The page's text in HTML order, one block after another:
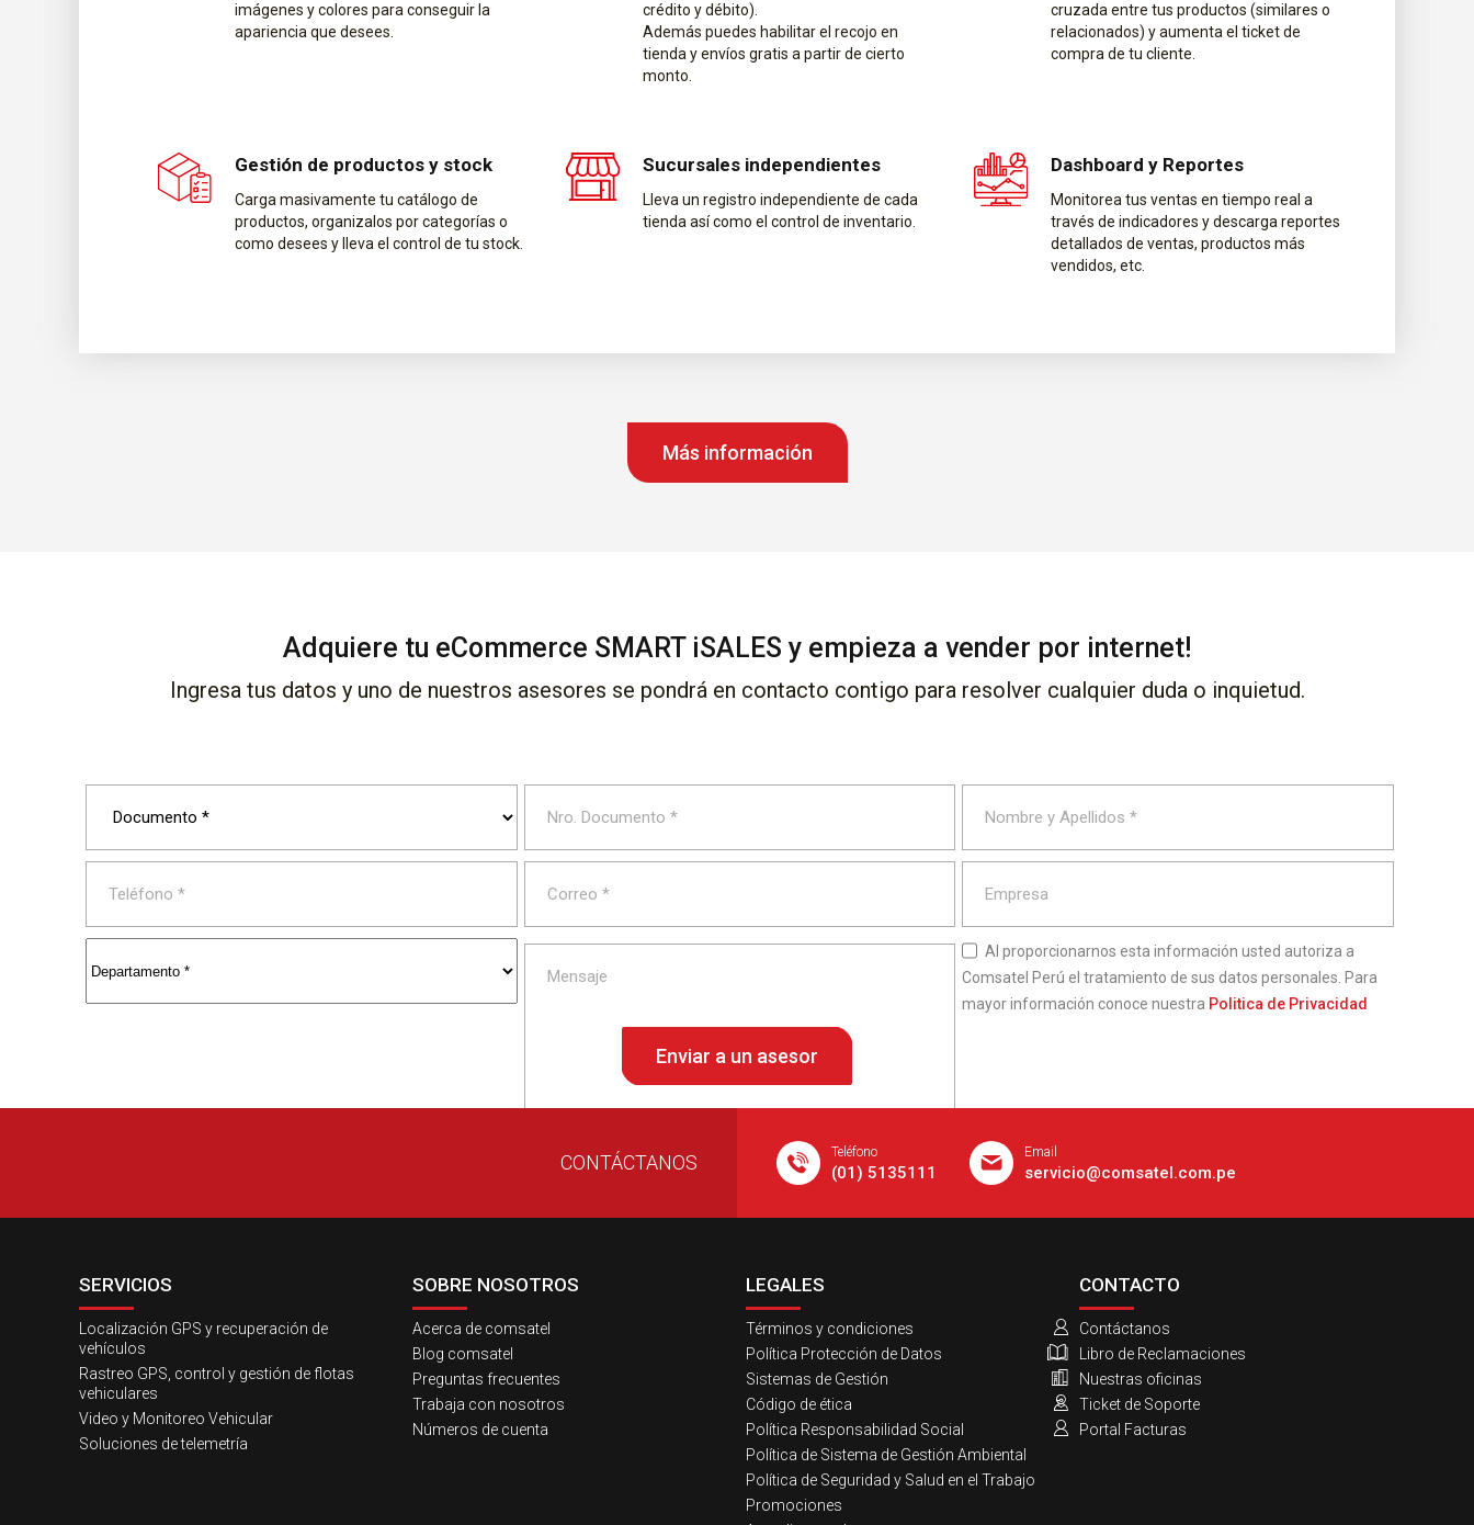
imágenes y colores para conseguir la
apariencia que desees.
crédito y débito).
Además puedes habilitar el recojo en
tienda y envíos gratis a partir de cierto
monto.
cruzada entre tus productos (similares o
relacionados) y aumenta el ticket de
compra de tu cliente.
Gestión de productos y stock
Carga masivamente tu catálogo de
productos, organizalos por categorías o
como desees y lleva el control de tu stock.
Sucursales independientes
Lleva un registro independiente de cada
tienda así como el control de inventario.
Dashboard y Reportes
Monitorea tus ventas en tiempo real a
través de indicadores y descarga reportes
detallados de ventas, productos más
vendidos, etc.
Más información
Adquiere tu eCommerce SMART iSALES y empieza a vender por internet!
Ingresa tus datos y uno de nuestros asesores se pondrá en contacto contigo para resolver cualquier duda o inquietud.
Al proporcionarnos esta información usted autoriza a
Comsatel Perú el tratamiento de sus datos personales. Para
mayor información conoce nuestra Politica de Privacidad
CONTÁCTANOS Teléfono
(01) 5135111
Email
servicio@comsatel.com.pe
SERVICIOS
Localización GPS y recuperación de
vehículos
Rastreo GPS, control y gestión de flotas
vehiculares
Video y Monitoreo Vehicular
Soluciones de telemetría
SOBRE NOSOTROS
Acerca de comsatel
Blog comsatel
Preguntas frecuentes
Trabaja con nosotros
Números de cuenta
LEGALES
Términos y condiciones
Política Protección de Datos
Sistemas de Gestión
Código de ética
Política Responsabilidad Social
Política de Sistema de Gestión Ambiental
Política de Seguridad y Salud en el Trabajo
Promociones
CONTACTO
Contáctanos
Libro de Reclamaciones
Nuestras oficinas
Ticket de Soporte
Portal Facturas